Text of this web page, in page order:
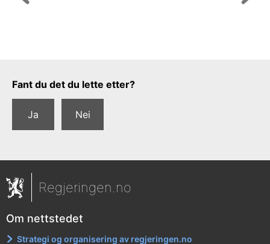
Tilbakemeldingsskjema
Fant du det du lette etter?
Ja Nei
Regjeringen.no
Om nettstedet
Strategi og organisering av regjeringen.no